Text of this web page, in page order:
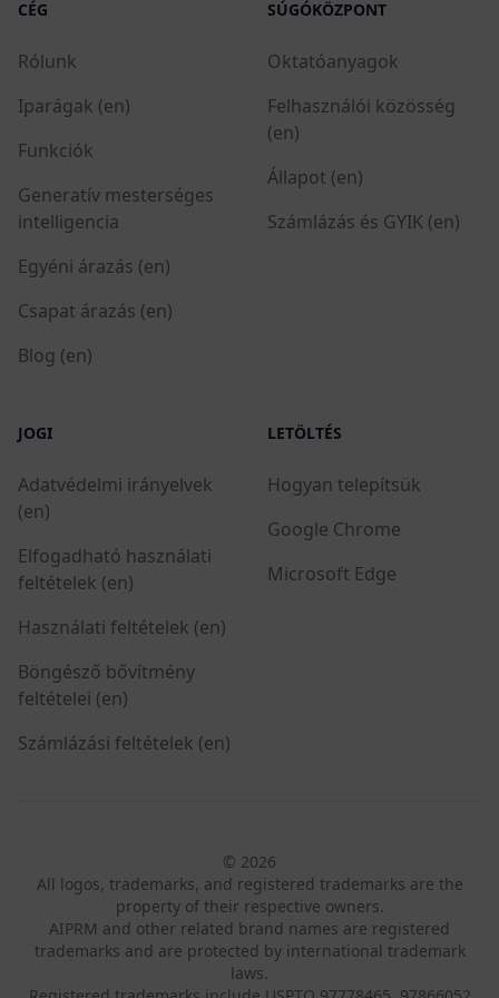
CÉG
Rólunk
Iparágak (en)
Funkciók
Generatív mesterséges
intelligencia
Egyéni árazás (en)
Csapat árazás (en)
Blog (en)
SÚGÓKÖZPONT
Oktatóanyagok
Felhasználói közösség
(en)
Állapot (en)
Számlázás és GYIK (en)
JOGI
Adatvédelmi irányelvek
(en)
Elfogadható használati
feltételek (en)
Használati feltételek (en)
Böngésző bővítmény
feltételei (en)
Számlázási feltételek (en)
LETÖLTÉS
Hogyan telepítsük
Google Chrome
Microsoft Edge
© 2026
All logos, trademarks, and registered trademarks are the
property of their respective owners.
AIPRM and other related brand names are registered
trademarks and are protected by international trademark
laws.